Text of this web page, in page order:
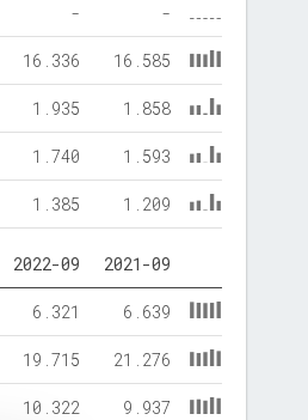
- -
16.336 16.585
1.935 1.858
1.740 1.593
1.385 1.209
2022-09 2021-09
6.321 6.639
19.715 21.276
10.322 9.937